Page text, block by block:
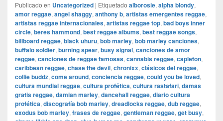
Publicado en Uncategorized | Etiquetado alborosie, alpha blondy,
amor reggae, angel shaggy, anthony b, artistas emergentes reggae,
artistas reggae internacionales, artistas reggae top, bad boys inner
circle, beres hammond, best reggae albums, best reggae songs,
billboard reggae, black uhuru, bob marley, bob marley canciones,
buffalo soldier, burning spear, busy signal, canciones de amor
reggae, canciones de reggae famosas, cannabis reggae, capleton,
caribbean reggae, chase the devil, chronixx, clásicos del reggae,
collie buddz, come around, conciencia reggae, could you be loved,
cultura mundial reggae, cultura profética, cultura rastafari, damas
gratis reggae, damian marley, dancehall reggae, diario cultura
profética, discografía bob marley, dreadlocks reggae, dub reggae,
exodus bob marley, frases de reggae, gentleman reggae, get busy,